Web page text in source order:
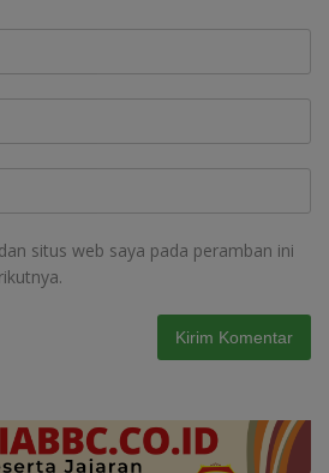
situs web saya pada peramban ini